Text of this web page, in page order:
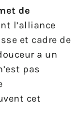
de
l’alliance
et cadre de
a un
pas
cet